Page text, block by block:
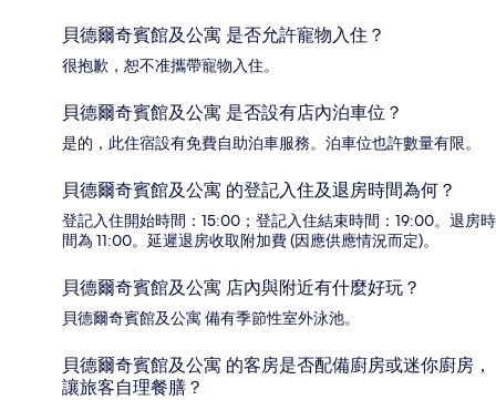
貝德爾奇賓館及公寓 是否允許寵物入住？
很抱歉，恕不准攜帶寵物入住。
貝德爾奇賓館及公寓 是否設有店內泊車位？
是的，此住宿設有免費自助泊車服務。泊車位也許數量有限。
貝德爾奇賓館及公寓 的登記入住及退房時間為何？
登記入住開始時間：15:00；登記入住結束時間：19:00。退房時
間為 11:00。延遲退房收取附加費 (因應供應情況而定)。
貝德爾奇賓館及公寓 店內與附近有什麼好玩？
貝德爾奇賓館及公寓 備有季節性室外泳池。
貝德爾奇賓館及公寓 的客房是否配備廚房或迷你廚房，
讓旅客自理餐膳？